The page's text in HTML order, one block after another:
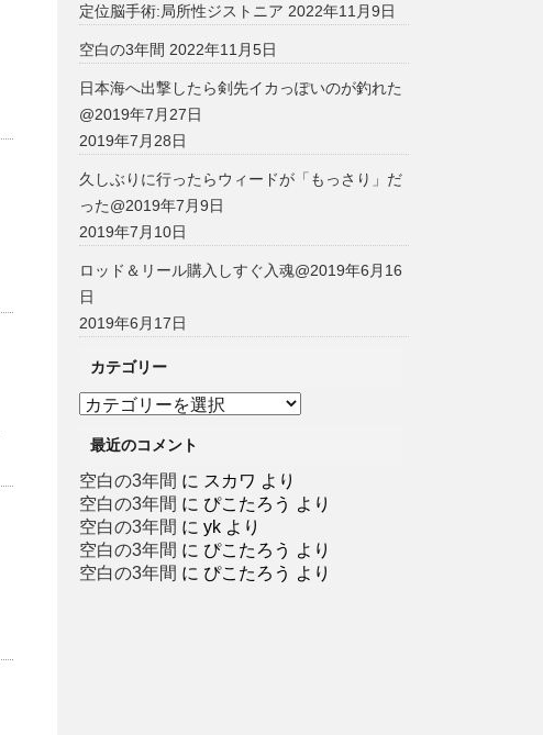
定位脳手術:局所性ジストニア 2022年11月9日
空白の3年間 2022年11月5日
日本海へ出撃したら剣先イカっぽいのが釣れた
@2019年7月27日
2019年7月28日
久しぶりに行ったらウィードが「もっさり」だ
った@2019年7月9日
2019年7月10日
ロッド＆リール購入しすぐ入魂@2019年6月16
日
2019年6月17日
カテゴリー
カ
ゴ
リ
ー
最近のコメント
空白の3年間 に スカワ より
空白の3年間 に ぴこたろう より
空白の3年間 に yk より
空白の3年間 に ぴこたろう より
空白の3年間 に ぴこたろう より